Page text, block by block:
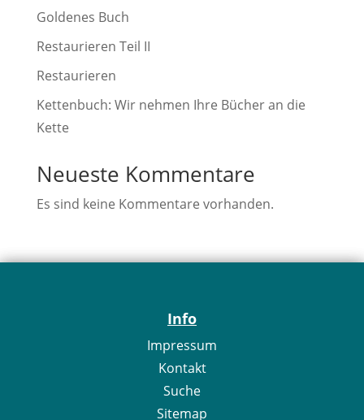
Goldenes Buch
Restaurieren Teil II
Restaurieren
Kettenbuch: Wir nehmen Ihre Bücher an die
Kette
Neueste Kommentare
Es sind keine Kommentare vorhanden.
Info
Impressum
Kontakt
Suche
Sitemap